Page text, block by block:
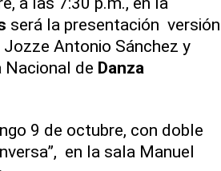
será la presentación versión
Jozze Antonio Sánchez y
Nacional de Danza
9 de octubre, con doble
en la sala Manuel